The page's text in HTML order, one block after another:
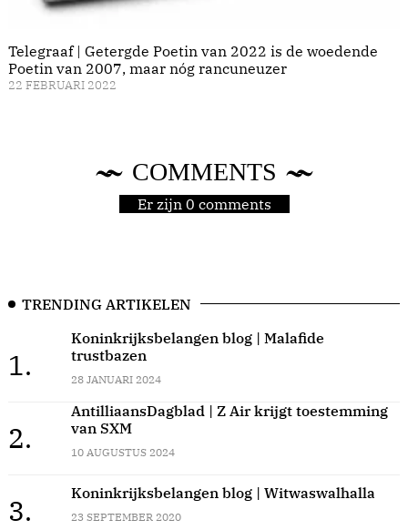
Telegraaf | Getergde Poetin van 2022 is de woedende
Poetin van 2007, maar nóg rancuneuzer
22 FEBRUARI 2022
COMMENTS
Er zijn 0 comments
TRENDING ARTIKELEN
1.
Koninkrijksbelangen blog | Malafide
trustbazen
28 JANUARI 2024
2.
AntilliaansDagblad | Z Air krijgt toestemming
van SXM
10 AUGUSTUS 2024
3.
Koninkrijksbelangen blog | Witwaswalhalla
23 SEPTEMBER 2020